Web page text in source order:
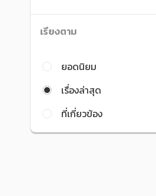
เรียงตาม
ยอดนิยม
เรื่องล่าสุด
ที่เกี่ยวข้อง